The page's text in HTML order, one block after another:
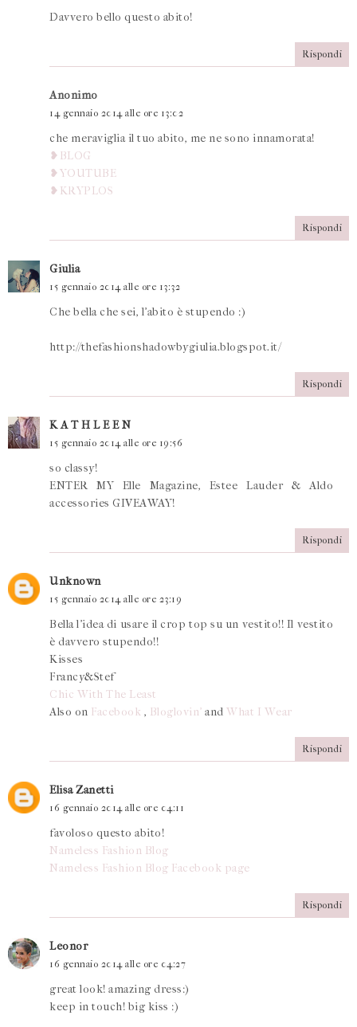
Davvero bello questo abito!
Rispondi
Anonimo
14 gennaio 2014 alle ore 13:02
che meraviglia il tuo abito, me ne sono innamorata!
❥BLOG
❥YOUTUBE
❥KRYPLOS
Rispondi
Giulia
15 gennaio 2014 alle ore 13:32
Che bella che sei, l'abito è stupendo :)
http://thefashionshadowbygiulia.blogspot.it/
Rispondi
K A T H L E E N
15 gennaio 2014 alle ore 19:56
so classy!
ENTER MY Elle Magazine, Estee Lauder & Aldo
accessories GIVEAWAY!
Rispondi
Unknown
15 gennaio 2014 alle ore 23:19
Bella l'idea di usare il crop top su un vestito!! Il vestito
è davvero stupendo!!
Kisses
Francy&Stef
Chic With The Least
Also on Facebook , Bloglovin’ and What I Wear
Rispondi
Elisa Zanetti
16 gennaio 2014 alle ore 04:11
favoloso questo abito!
Nameless Fashion Blog
Nameless Fashion Blog Facebook page
Rispondi
Leonor
16 gennaio 2014 alle ore 04:27
great look! amazing dress:)
keep in touch! big kiss :)